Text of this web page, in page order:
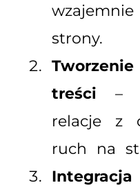
strony.
treści –
relacje z
ruch na